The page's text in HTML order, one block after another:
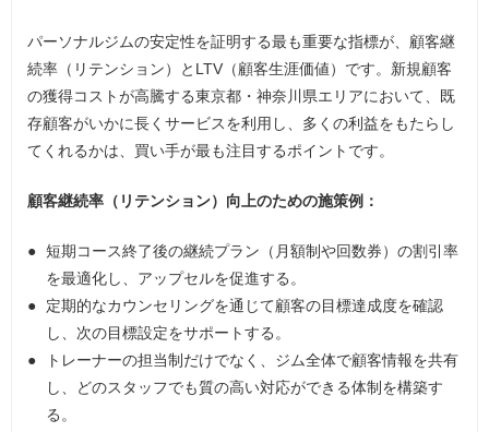
パーソナルジムの安定性を証明する最も重要な指標が、顧客継
続率（リテンション）とLTV（顧客生涯価値）です。新規顧客
の獲得コストが高騰する東京都・神奈川県エリアにおいて、既
存顧客がいかに長くサービスを利用し、多くの利益をもたらし
てくれるかは、買い手が最も注目するポイントです。
顧客継続率（リテンション）向上のための施策例：
短期コース終了後の継続プラン（月額制や回数券）の割引率
を最適化し、アップセルを促進する。
定期的なカウンセリングを通じて顧客の目標達成度を確認
し、次の目標設定をサポートする。
トレーナーの担当制だけでなく、ジム全体で顧客情報を共有
し、どのスタッフでも質の高い対応ができる体制を構築す
る。